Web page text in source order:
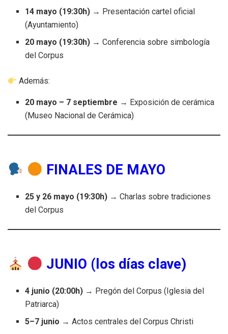
14 mayo (19:30h) → Presentación cartel oficial
(Ayuntamiento)
20 mayo (19:30h) → Conferencia sobre simbología
del Corpus
Además:
20 mayo – 7 septiembre → Exposición de cerámica
(Museo Nacional de Cerámica)
FINALES DE MAYO
25 y 26 mayo (19:30h) → Charlas sobre tradiciones
del Corpus
JUNIO (los días clave)
4 junio (20:00h) → Pregón del Corpus (Iglesia del
Patriarca)
5–7 junio → Actos centrales del Corpus Christi